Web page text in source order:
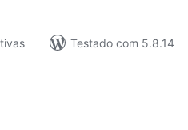
Testado com 5.8.14